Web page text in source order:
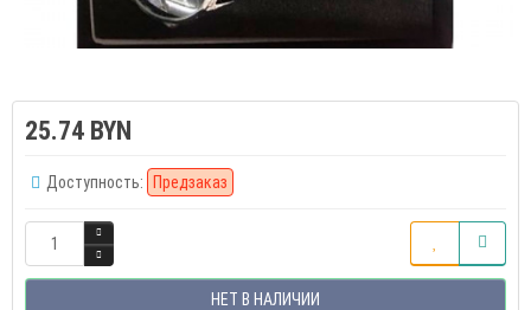
25.74 BYN
Доступность: Предзаказ
НЕТ В НАЛИЧИИ